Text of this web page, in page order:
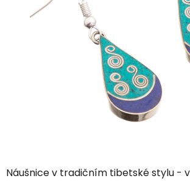
Náušnice v tradičním tibetské stylu -